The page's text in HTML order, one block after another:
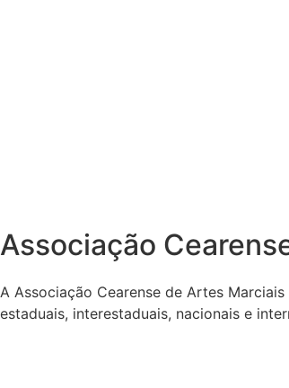
Associação
A Associação Cearense de Artes
estaduais, interestaduais, nacionais e